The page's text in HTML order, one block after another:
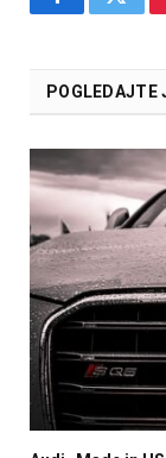
Facebook
POGLEDAJTE